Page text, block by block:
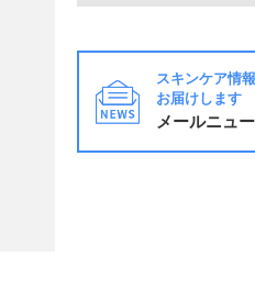
スキンケア情
お届けします
メールニュ